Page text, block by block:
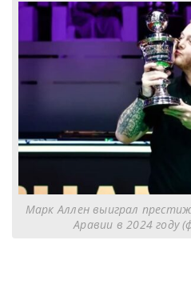
Марк Аллен выиграл
Аравии в 2024 году